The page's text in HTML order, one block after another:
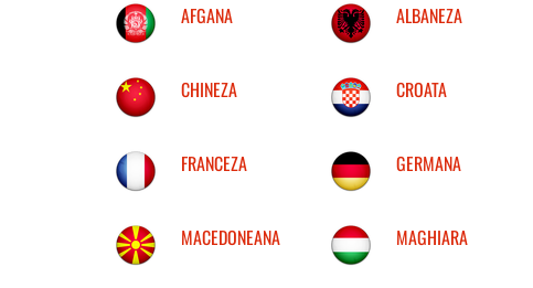
AFGANA ALBANEZA
CHINEZA CROATA
FRANCEZA GERMANA
MACEDONEANA MAGHIARA